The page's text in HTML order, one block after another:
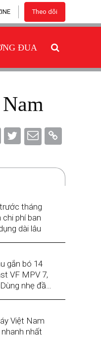
Theo dõi
ĐUA
tháng
chi phí ban
dài lâu
gắn bó 14
VF MPV 7,
nhẹ đầu,
Việt Nam
nhất